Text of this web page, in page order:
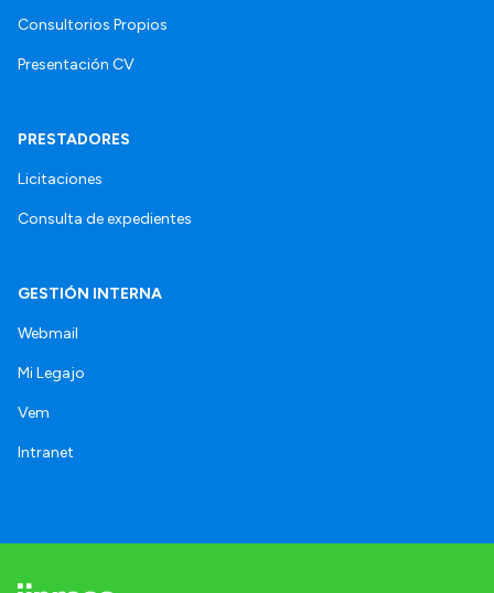
Consultorios Propios
Presentación CV
PRESTADORES
Licitaciones
Consulta de expedientes
GESTIÓN INTERNA
Webmail
Mi Legajo
Vem
Intranet